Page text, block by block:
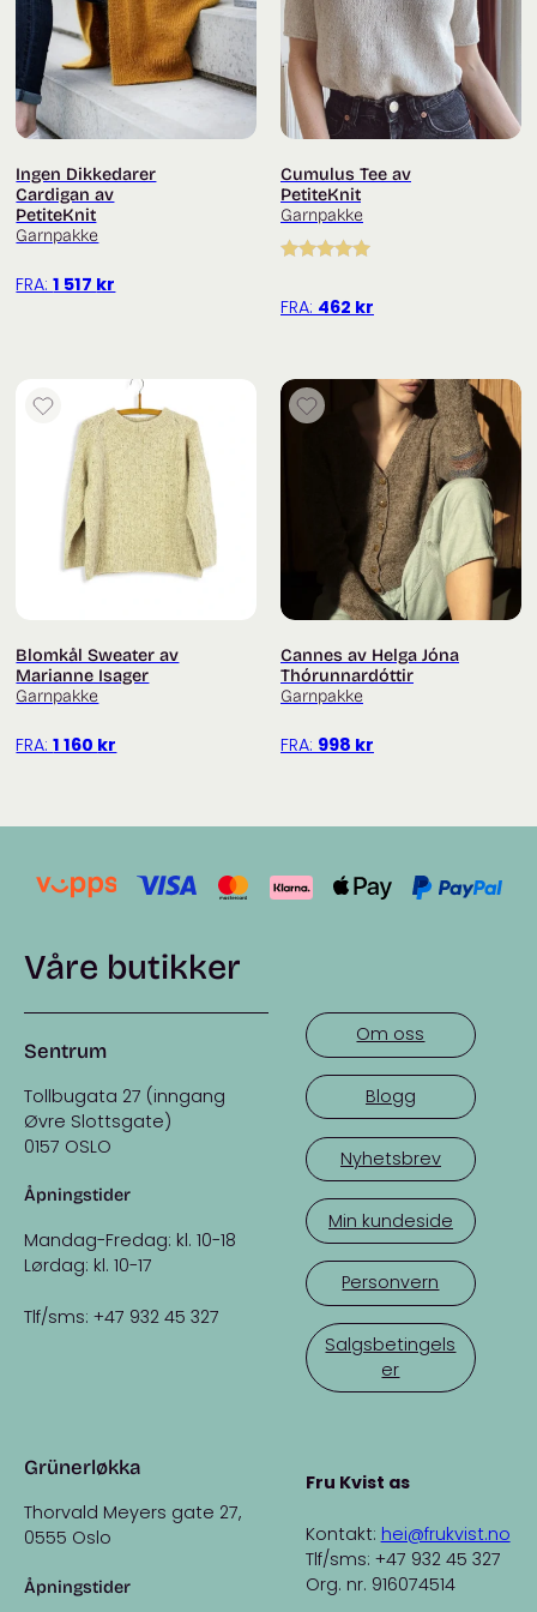
Ingen Dikkedarer
Cardigan av
PetiteKnit
Garnpakke
FRA:1 517 kr
Cumulus Tee av
PetiteKnit
Garnpakke
av 5
FRA: 462 kr
Blomkål Sweater av
Marianne Isager
Garnpakke
FRA:1 160 kr
Cannes av Helga Jóna
Thórunnardóttir
Garnpakke
FRA: 998 kr
Våre butikker
Sentrum
Tollbugata 27 (inngang
Øvre Slottsgate)
0157 OSLO
Åpningstider
Mandag-Fredag: kl. 10-18
Lørdag: kl. 10-17
Tlf/sms: +47 932 45 327
Grünerløkka
Thorvald Meyers gate 27,
0555 Oslo
Åpningstider
Om oss
Blogg
Nyhetsbrev
Min kundeside
Personvern
Salgsbetingels
er
Fru Kvist as
Kontakt: hei@frukvist.no
Tlf/sms: +47 932 45 327
Org. nr. 916074514